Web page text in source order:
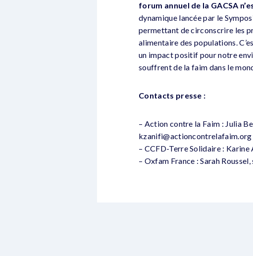
forum annuel de la GACSA
dynamique lancée par le
permettant de circonscrire les
alimentaire des populations.
un impact positif pour notre
souffrent de la faim dans le
Contacts presse :
– Action contre la Faim : Julia
kzanifi@actioncontrelafaim.org
– CCFD-Terre Solidaire :
– Oxfam France : Sarah